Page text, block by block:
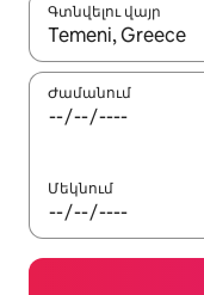
Գտնվելու վայր
Երբ
Ժամանում
Մեկնում